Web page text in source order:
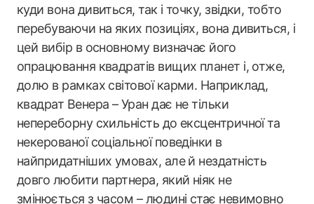
куди вона дивиться, так і точку, звідки, тобто
перебуваючи на яких позиціях, вона дивиться, і
цей вибір в основному визначає його
опрацювання квадратів вищих планет і, отже,
долю в рамках світової карми. Наприклад,
квадрат Венера – Уран дає не тільки
непереборну схильність до ексцентричної та
некерованої соціальної поведінки в
найпридатніших умовах, але й нездатність
довго любити партнера, який ніяк не
змінюється з часом – людині стає невимовно